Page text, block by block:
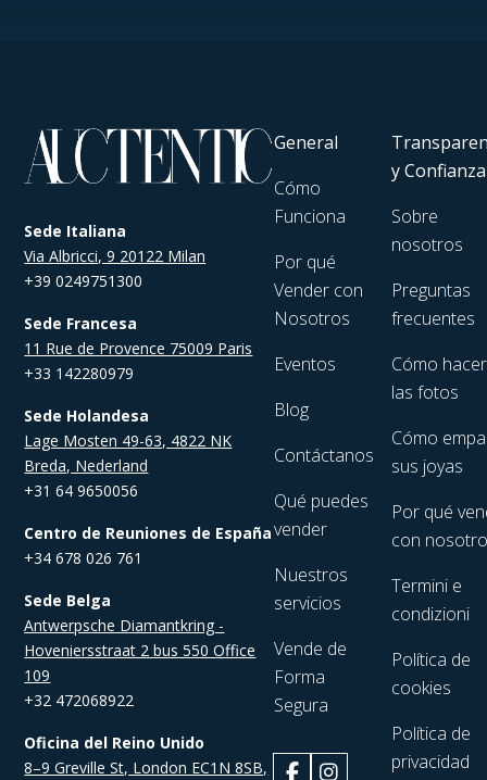
Sede Italiana
Via Albricci, 9 20122 Milan
+39 0249751300
Sede Francesa
11 Rue de Provence 75009 Paris
+33 142280979
Sede Holandesa
Lage Mosten 49-63, 4822 NK
Breda, Nederland
+31 64 9650056
Centro de Reuniones de España
+34 678 026 761
Sede Belga
Antwerpsche Diamantkring -
Hoveniersstraat 2 bus 550 Office
109
+32 472068922
Oficina del Reino Unido
8–9 Greville St, London EC1N 8SB,
General
Cómo
Funciona
Por qué
Vender con
Nosotros
Eventos
Blog
Contáctanos
Qué puedes
vender
Nuestros
servicios
Vende de
Forma
Segura
y Confianza
Sobre
nosotros
Preguntas
frecuentes
Cómo hacer
las fotos
Cómo
sus joyas
Por qué
con
Termini e
condizioni
Política de
cookies
Política de
privacidad